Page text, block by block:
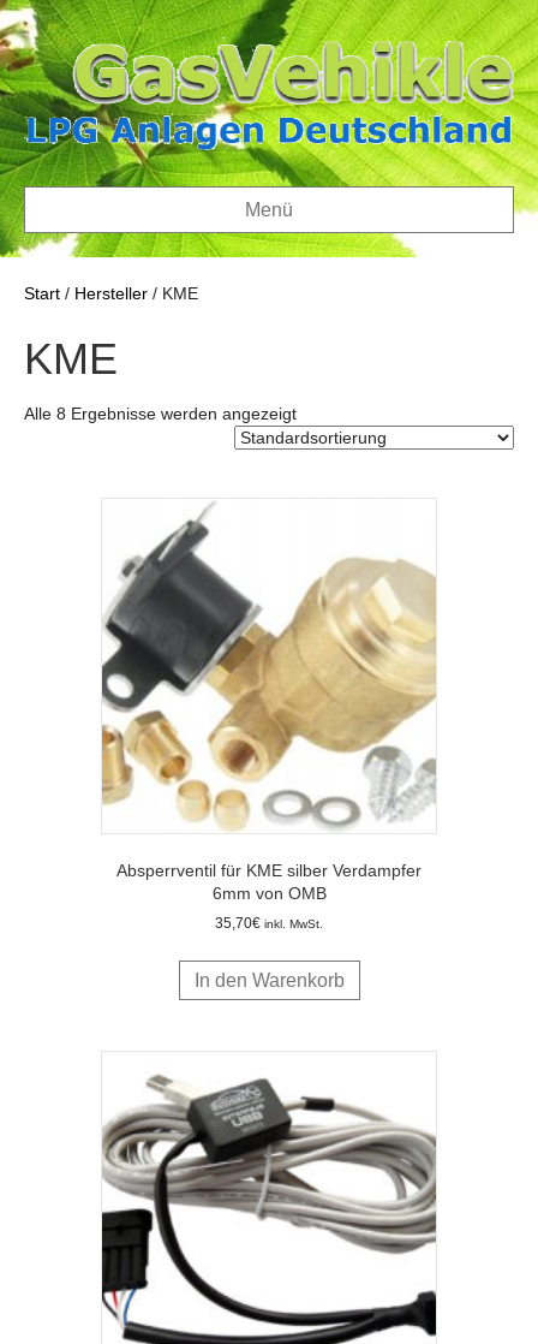
Menü
Start / Hersteller / KME
KME
Alle 8 Ergebnisse werden angezeigt
Absperrventil für KME silber Verdampfer
6mm von OMB
35,70€ inkl. MwSt.
In den Warenkorb